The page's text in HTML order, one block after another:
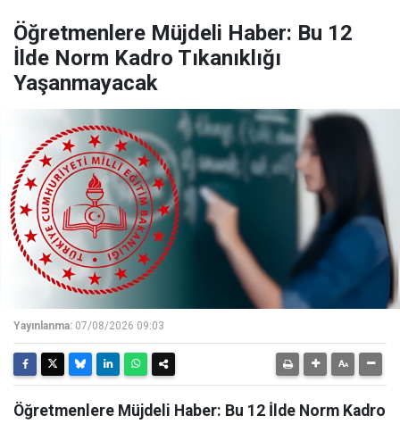
Öğretmenlere Müjdeli Haber: Bu 12
İlde Norm Kadro Tıkanıklığı
Yaşanmayacak
Yayınlanma: 07/08/2026 09:03
Öğretmenlere Müjdeli Haber: Bu 12 İlde Norm Kadro